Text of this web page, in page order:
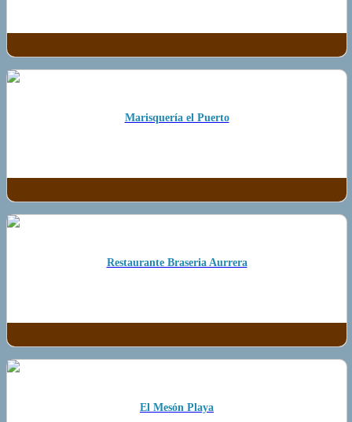
Marisquería el Puerto
Restaurante Braseria Aurrera
El Mesón Playa